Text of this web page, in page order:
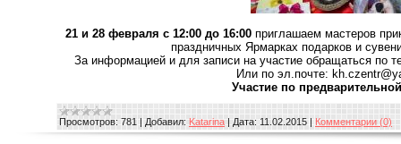
21 и 28 февраля с 12:00 до 16:00 приглашаем мастеров
праздничных Ярмарках подарков и
За информацией и для записи на участие обращаться по
Или по эл.почте:
Участие по
Просмотров: 781 | Добавил: Katarina | Дата: 11.02.2015 | Комментарии (0)